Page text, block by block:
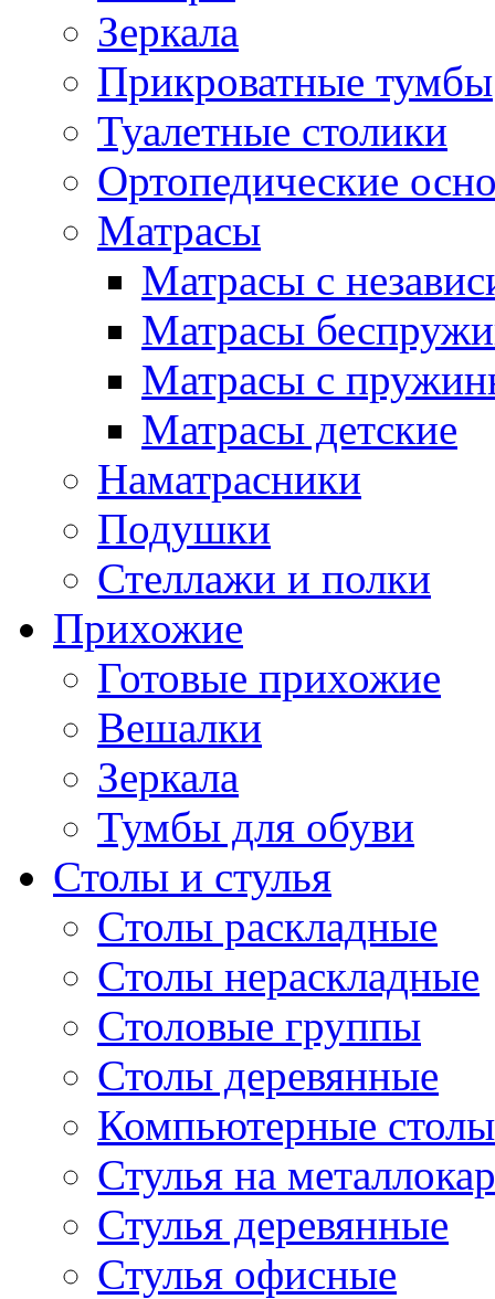
Зеркала
Прикроватные тумбы
Туалетные столики
Ортопедические
Матрасы
Матрасы с
Матрасы
Матрасы с
Матрасы детские
Наматрасники
Подушки
Стеллажи и полки
Прихожие
Готовые прихожие
Вешалки
Зеркала
Тумбы для обуви
Столы и стулья
Столы раскладные
Столы нераскладные
Столовые группы
Столы деревянные
Компьютерные столы
Стулья на
Стулья деревянные
Стулья офисные